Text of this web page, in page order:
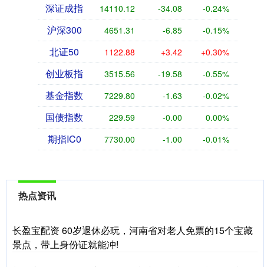
深证成指 14110.12 -34.08 -0.24%
沪深300 4651.31 -6.85 -0.15%
北证50 1122.88 +3.42 +0.30%
创业板指 3515.56 -19.58 -0.55%
基金指数 7229.80 -1.63 -0.02%
国债指数 229.59 -0.00 0.00%
期指IC0 7730.00 -1.00 -0.01%
热点资讯
长盈宝配资 60岁退休必玩，河南省对老人免票的15个宝藏
景点，带上身份证就能冲!